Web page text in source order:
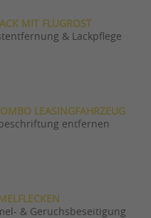
MIT FLUGROST
& Lackpflege
LEASINGFAHRZEUG
entfernen
& Geruchsbeseitigung